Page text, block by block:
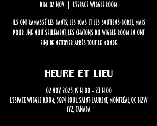
dim. 02 nov.
  |
L'Espace Wiggle Room
Ils ont ramassé les gants, les boas et les soutiens-gorge, mais
pour une nuit seulement, les chatons du Wiggle Room en ont
fini de nettoyer après tout le monde.
Heure et lieu
02 nov. 2025, 19 h 00 – 23 h 00
L'Espace Wiggle Room, 3874 Boul. Saint-Laurent, Montréal, QC H2W
1Y2, Canada